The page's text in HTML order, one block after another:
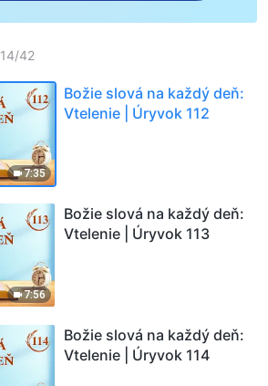
14/42
7:35
Božie slová na každý deň:
Vtelenie | Úryvok 112
7:56
Božie slová na každý deň:
Vtelenie | Úryvok 113
Božie slová na každý deň:
Vtelenie | Úryvok 114